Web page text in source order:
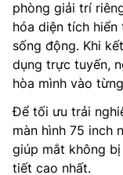
phòng giải trí
hóa diện tích
sống động. Khi
dụng trực tuyến,
hòa mình vào
Để tối ưu trải
màn hình 75 inch
giúp mắt không
tiết cao nhất.